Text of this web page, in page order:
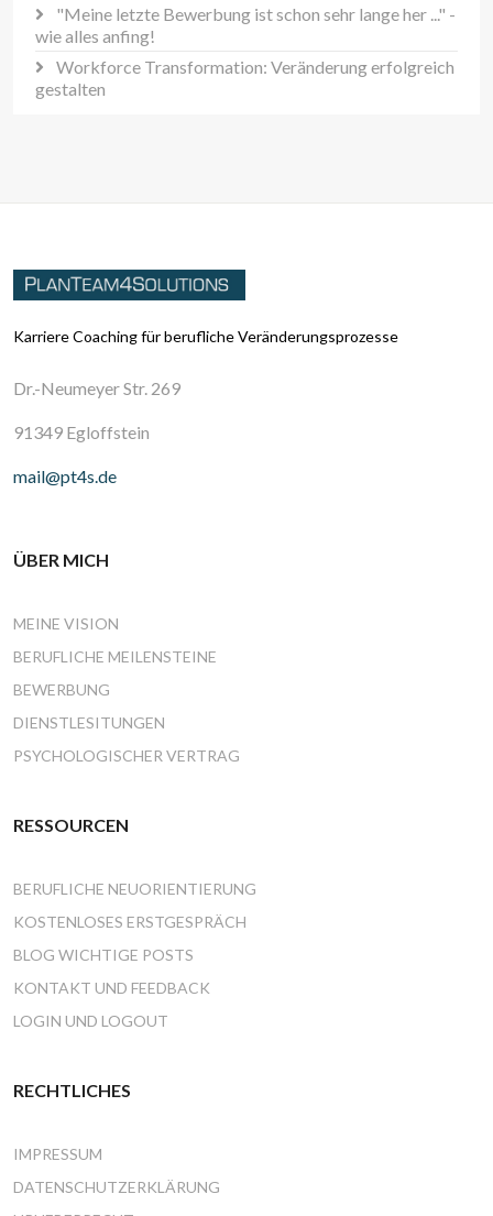
"Meine letzte Bewerbung ist schon sehr lange her ..." -
wie alles anfing!
Workforce Transformation: Veränderung erfolgreich
gestalten
Karriere Coaching für berufliche Veränderungsprozesse
Dr.-Neumeyer Str. 269
91349 Egloffstein
mail@pt4s.de
ÜBER MICH
MEINE VISION
BERUFLICHE MEILENSTEINE
BEWERBUNG
DIENSTLESITUNGEN
PSYCHOLOGISCHER VERTRAG
RESSOURCEN
BERUFLICHE NEUORIENTIERUNG
KOSTENLOSES ERSTGESPRÄCH
BLOG WICHTIGE POSTS
KONTAKT UND FEEDBACK
LOGIN UND LOGOUT
RECHTLICHES
IMPRESSUM
DATENSCHUTZERKLÄRUNG